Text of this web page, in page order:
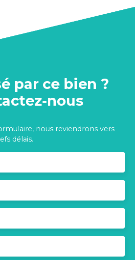
par ce bien ?
nous
nous reviendrons vers
délais.